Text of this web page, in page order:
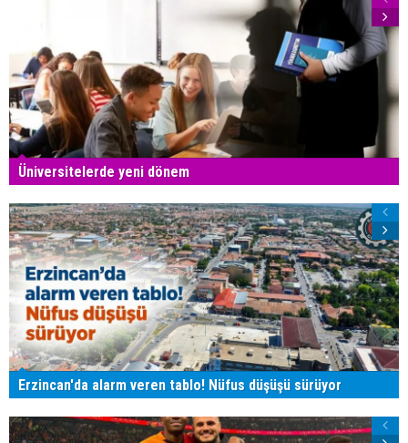
Üniversitelerde yeni dönem
Erzincan'da alarm veren tablo! Nüfus düşüşü sürüyor